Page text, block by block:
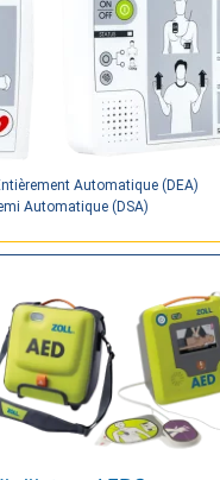
Automatique (DEA)
Automatique (DSA)